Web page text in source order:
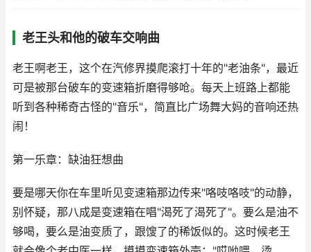
老王头和他的破车交响曲
老王啊老王，这个在汽修界摸爬滚打十年的"老油条"，最近
可是被那台破车的变速箱折磨得够呛。每天上班路上都能
听到各种稀奇古怪的"音乐"，简直比广场舞大妈的音响还热
闹！
第一乐章：缺油狂想曲
要是哪天你在车里听见变速箱那边传来"咯吱咯吱"的动静，
别怀疑，那八成是变速箱在唱"渴死了渴死了"。要么是油不
够喝，要么是油变质了，跟馊了的稀饭似的。这时候老王